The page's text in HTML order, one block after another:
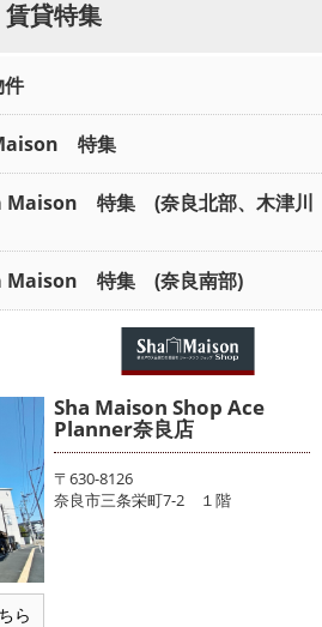
賃貸特集
件
特集
Maison 特集 (奈良北部、木津川
Maison 特集 (奈良南部)
ら
Sha Maison Shop Ace
Planner奈良店
〒630-8126
奈良市三条栄町7-2 １階